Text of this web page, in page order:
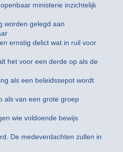
ministerie inzichtelijk
worden gelegd aan
ernstig delict wat in ruil voor
het voor een derde op als de
als een beleidssepot wordt
als van een grote groep
wie voldoende bewijs
De medeverdachten zullen in